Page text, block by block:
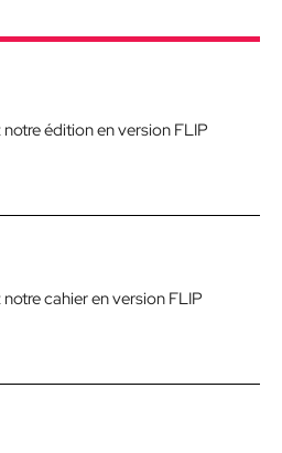
édition en version FLIP
cahier en version FLIP